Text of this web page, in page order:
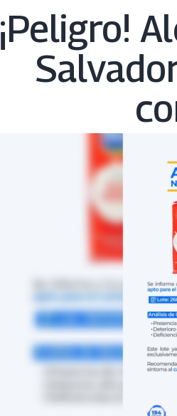
¡Peligro!